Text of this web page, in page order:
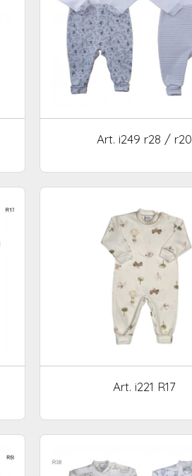
Art. i249 r28 / r20
Art. i221 R17